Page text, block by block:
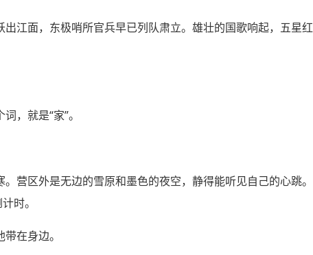
江面，东极哨所官兵早已列队肃立。雄壮的国歌响起，五星红
，就是“家”。
营区外是无边的雪原和墨色的夜空，静得能听见自己的心跳。
时。
在身边。